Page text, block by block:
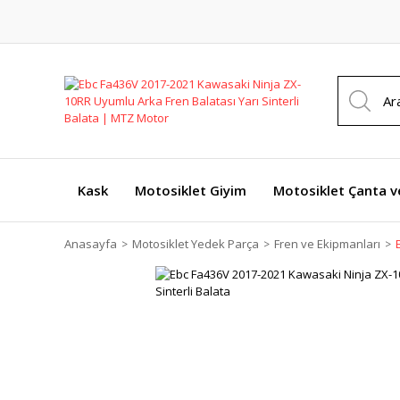
Kask Motosiklet Giyim Motosiklet Çanta
Anasayfa Motosiklet Yedek Parça Fren ve Ekipmanları